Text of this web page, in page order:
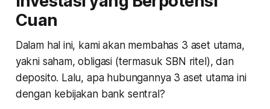
Cuan
Dalam hal ini, kami akan membahas 3 aset utama,
yakni saham, obligasi (termasuk SBN ritel), dan
deposito. Lalu, apa hubungannya 3 aset utama ini
dengan kebijakan bank sentral?